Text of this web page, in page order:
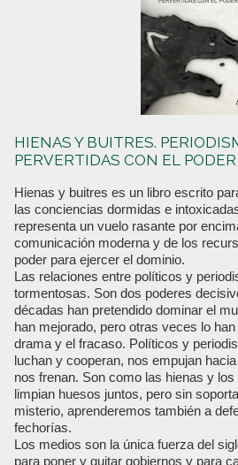
HIENAS Y BUITRES.
PERVERTIDAS CON EL PODER
Hienas y buitres es un libro escrito
las conciencias dormidas e
representa un vuelo rasante por
comunicación moderna y de los
poder para ejercer el dominio.
Las relaciones entre políticos y
tormentosas. Son dos poderes
décadas han pretendido dominar el
han mejorado, pero otras veces lo
drama y el fracaso. Políticos y
luchan y cooperan, nos empujan
nos frenan. Son como las hienas y
limpian huesos juntos, pero sin
misterio, aprenderemos también a
fechorías.
Los medios son la única fuerza del
para poner y quitar gobiernos y para